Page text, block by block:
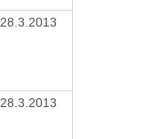
28.3.2013
28.3.2013